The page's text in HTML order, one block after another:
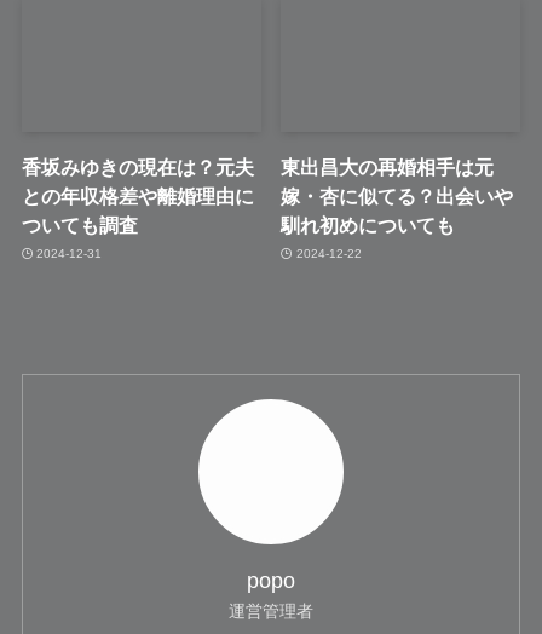
香坂みゆきの現在は？元夫
との年収格差や離婚理由に
ついても調査
2024-12-31
東出昌大の再婚相手は元
嫁・杏に似てる？出会いや
馴れ初めについても
2024-12-22
popo
運営管理者